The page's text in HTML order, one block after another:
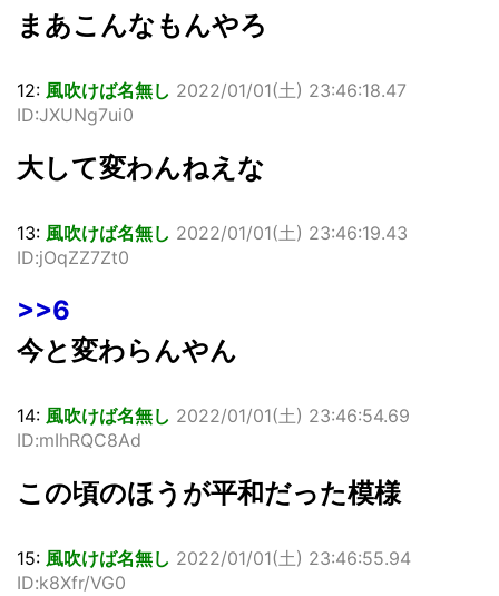
まあこんなもんやろ
12: 風吹けば名無し 2022/01/01(土) 23:46:18.47
ID:JXUNg7ui0
大して変わんねえな
13: 風吹けば名無し 2022/01/01(土) 23:46:19.43
ID:jOqZZ7Zt0
>>6
今と変わらんやん
14: 風吹けば名無し 2022/01/01(土) 23:46:54.69
ID:mIhRQC8Ad
この頃のほうが平和だった模様
15: 風吹けば名無し 2022/01/01(土) 23:46:55.94
ID:k8Xfr/VG0